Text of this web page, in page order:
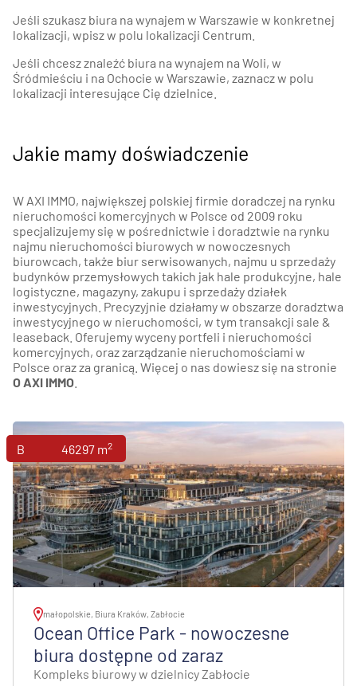
Jeśli szukasz biura na wynajem w Warszawie w konkretnej
lokalizacji, wpisz w polu lokalizacji Centrum.
Jeśli chcesz znaleźć biura na wynajem na Woli, w
Śródmieściu i na Ochocie w Warszawie, zaznacz w polu
lokalizacji interesujące Cię dzielnice.
Jakie mamy doświadczenie
W AXI IMMO, największej polskiej firmie doradczej na rynku
nieruchomości komercyjnych w Polsce od 2009 roku
specjalizujemy się w pośrednictwie i doradztwie na rynku
najmu nieruchomości biurowych w nowoczesnych
biurowcach, także biur serwisowanych, najmu u sprzedaży
budynków przemysłowych takich jak hale produkcyjne, hale
logistyczne, magazyny, zakupu i sprzedaży działek
inwestycyjnych. Precyzyjnie działamy w obszarze doradztwa
inwestycyjnego w nieruchomości, w tym transakcji sale &
leaseback. Oferujemy wyceny portfeli i nieruchomości
komercyjnych, oraz zarządzanie nieruchomościami w
Polsce oraz za granicą. Więcej o nas dowiesz się na stronie
O AXI IMMO
Biura 46297 m2
małopolskie, Biura Kraków, Zabłocie
Ocean Office Park - nowoczesne
biura dostępne od zaraz
Kompleks biurowy w dzielnicy Zabłocie